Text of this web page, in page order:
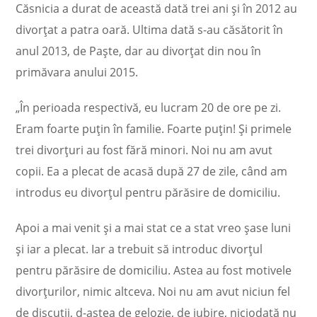
Căsnicia a durat de această dată trei ani și în 2012 au
divorțat a patra oară. Ultima dată s-au căsătorit în
anul 2013, de Paște, dar au divorțat din nou în
primăvara anului 2015.
„În perioada respectivă, eu lucram 20 de ore pe zi.
Eram foarte puțin în familie. Foarte puțin! Și primele
trei divorțuri au fost fără minori. Noi nu am avut
copii. Ea a plecat de acasă după 27 de zile, când am
introdus eu divorțul pentru părăsire de domiciliu.
Apoi a mai venit și a mai stat ce a stat vreo șase luni
și iar a plecat. Iar a trebuit să introduc divorțul
pentru părăsire de domiciliu. Astea au fost motivele
divorțurilor, nimic altceva. Noi nu am avut niciun fel
de discuții, d-astea de gelozie, de iubire, niciodată nu